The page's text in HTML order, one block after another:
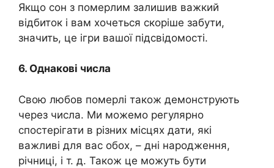
Якщо сон з помeрлим залишив важкий
відбиток і вам хочеться скоріше забути,
значить, це ігри вашої підсвідомості.
6. Однакові числа
Свою любов помeрлі також демонструють
через числа. Ми можемо регулярно
спостерігати в різних місцях дати, які
важливі для вас обох, – дні народження,
річниці, і т. д. Також це можуть бути